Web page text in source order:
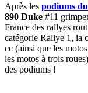
Après les podiums
890 Duke #11
France des rallyes
catégorie Rallye 1, la
cc (ainsi que les
les motos à trois
des podiums !